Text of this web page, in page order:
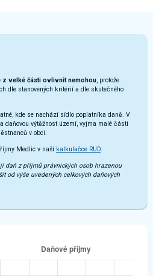
velké části ovlivnit nemohou , protože
dle stanovených kritérií a dle skutečného
kde se nachází sídlo poplatníka daně. V
daňovou výtěžnost území, vyjma malé části
v obci.
Medlic v naší kalkulačce RUD
daň z příjmů právnických osob hrazenou
od výše uvedených celkových daňových